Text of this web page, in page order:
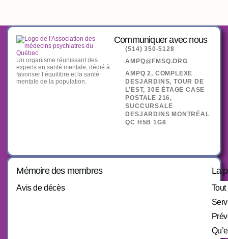
Un organisme réunissant des
experts en santé mentale, dédié à
favoriser l’équilibre et la santé
mentale de la population.
Communiquer avec nous
(514) 350-5128
AMPQ@FMSQ.ORG
AMPQ 2, COMPLEXE
DESJARDINS, TOUR DE
L’EST, 30E ÉTAGE CASE
POSTALE 216,
SUCCURSALE
DESJARDINS MONTRÉAL
QC H5B 1G8
Mémoire des membres
Avis de décès
La